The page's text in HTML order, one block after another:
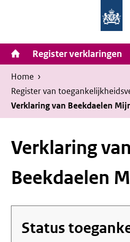
inhoud
van
Zaken
en
van
Hoofdnavigatie
Register verklaringen
Kruimelpad
U
bevindt
zich
hier:
Home ›
Register van
Verklaring van Beekdaelen
Verklaring van
Beekdaelen
Status